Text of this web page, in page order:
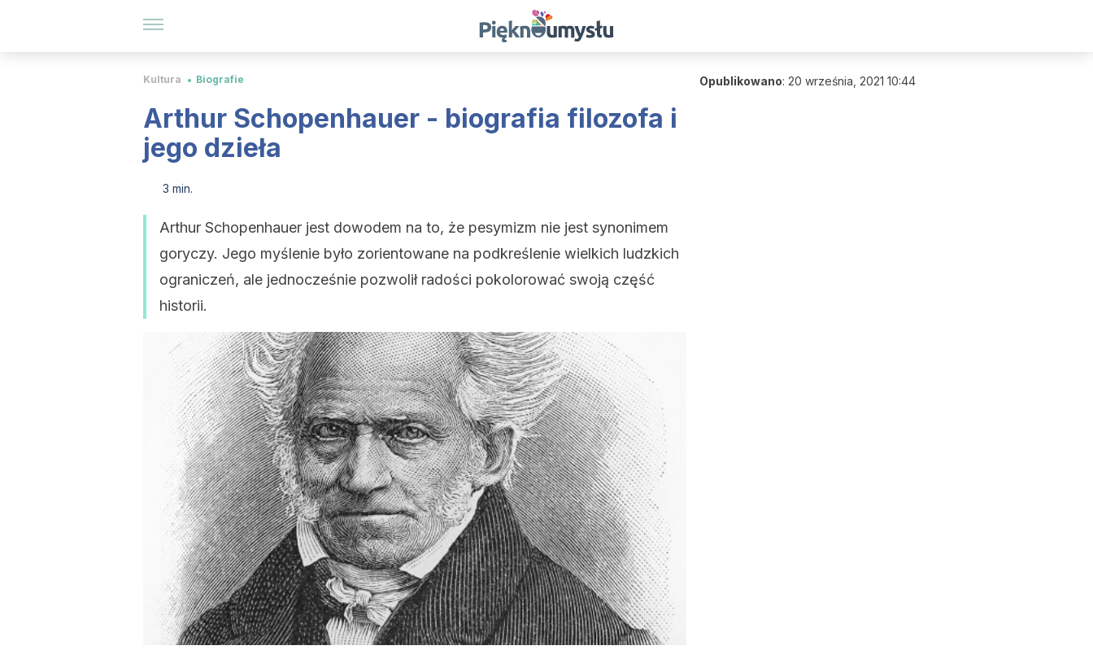
Kultura Biografie
Arthur Schopenhauer - biografia filozofa i
jego dzieła
3 min.
Arthur Schopenhauer jest dowodem na to, że pesymizm nie jest synonimem
goryczy. Jego myślenie było zorientowane na podkreślenie wielkich ludzkich
ograniczeń, ale jednocześnie pozwolił radości pokolorować swoją część
historii.
Opublikowano: 20 września, 2021 10:44